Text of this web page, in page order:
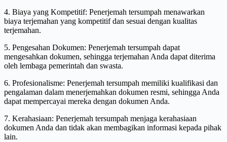
4. Biaya yang Kompetitif: Penerjemah tersumpah menawarkan
biaya terjemahan yang kompetitif dan sesuai dengan kualitas
terjemahan.
5. Pengesahan Dokumen: Penerjemah tersumpah dapat
mengesahkan dokumen, sehingga terjemahan Anda dapat diterima
oleh lembaga pemerintah dan swasta.
6. Profesionalisme: Penerjemah tersumpah memiliki kualifikasi dan
pengalaman dalam menerjemahkan dokumen resmi, sehingga Anda
dapat mempercayai mereka dengan dokumen Anda.
7. Kerahasiaan: Penerjemah tersumpah menjaga kerahasiaan
dokumen Anda dan tidak akan membagikan informasi kepada pihak
lain.